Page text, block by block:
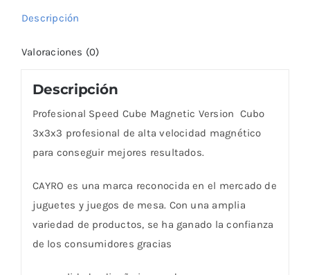
Descripción
Valoraciones (0)
Descripción
Profesional Speed Cube Magnetic Version Cubo
3x3x3 profesional de alta velocidad magnético
para conseguir mejores resultados.
CAYRO es una marca reconocida en el mercado de
juguetes y juegos de mesa. Con una amplia
variedad de productos, se ha ganado la confianza
de los consumidores gracias